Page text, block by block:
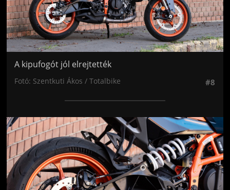
A kipufogót jól elrejtették
Fotó: Szentkuti Ákos / Totalbike #8
Jön még kép!